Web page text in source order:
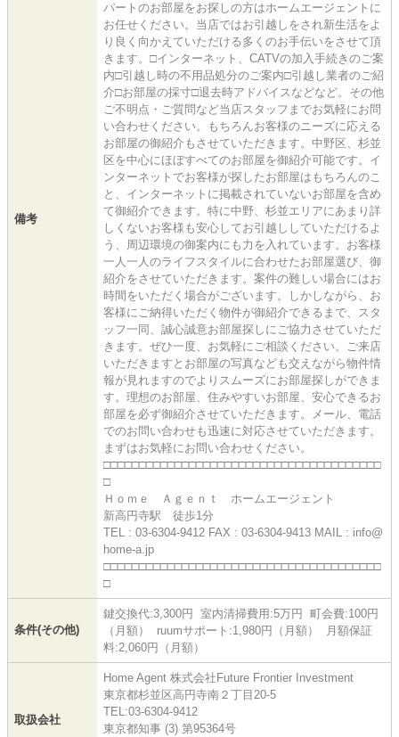
備考
パートのお部屋をお探しの方はホームエージェントに
お任せください。当店ではお引越しをされ新生活をよ
り良く向かえていただける多くのお手伝いをさせて頂
きます。□インターネット、CATVの加入手続きのご案
内□引越し時の不用品処分のご案内□引越し業者のご紹
介□お部屋の採寸□退去時アドバイスなどなど。その他
ご不明点・ご質問など当店スタッフまでお気軽にお問
い合わせください。もちろんお客様のニーズに応える
お部屋の御紹介もさせていただきます。中野区、杉並
区を中心にほぼすべてのお部屋を御紹介可能です。イ
ンターネットでお客様が探したお部屋はもちろんのこ
と、インターネットに掲載されていないお部屋を含め
て御紹介できます。特に中野、杉並エリアにあまり詳
しくないお客様も安心してお引越ししていただけるよ
う、周辺環境の御案内にも力を入れています。お客様
一人一人のライフスタイルに合わせたお部屋選び、御
紹介をさせていただきます。案件の難しい場合にはお
時間をいただく場合がございます。しかしながら、お
客様にご納得いただく物件が御紹介できるまで、スタ
ッフ一同、誠心誠意お部屋探しにご協力させていただ
きます。ぜひ一度、お気軽にご相談ください。ご来店
いただきますとお部屋の写真なども交えながら物件情
報が見れますのでよりスムーズにお部屋探しができま
す。理想のお部屋、住みやすいお部屋、安心できるお
部屋を必ず御紹介させていただきます。メール、電話
でのお問い合わせも迅速に対応させていただきます。
まずはお気軽にお問い合わせください。
□□□□□□□□□□□□□□□□□□□□□□□□□□□□□□□□□□□□□□□
□
Ｈｏｍｅ Ａｇｅｎｔ ホームエージェント
新高円寺駅 徒歩1分
TEL : 03-6304-9412 FAX : 03-6304-9413 MAIL : info@
home-a.jp
□□□□□□□□□□□□□□□□□□□□□□□□□□□□□□□□□□□□□□□
□
条件(その他)
鍵交換代:3,300円 室内清掃費用:5万円 町会費:100円
（月額） ruumサポート:1,980円（月額） 月額保証
料:2,060円（月額）
取扱会社
Home Agent 株式会社Future Frontier Investment
東京都杉並区高円寺南２丁目20-5
TEL:03-6304-9412
東京都知事 (3) 第95364号